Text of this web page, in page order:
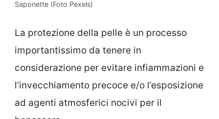
Saponette (Foto Pexels)
La protezione della pelle è un processo
importantissimo da tenere in
considerazione per evitare infiammazioni e
l’invecchiamento precoce e/o l’esposizione
ad agenti atmosferici nocivi per il